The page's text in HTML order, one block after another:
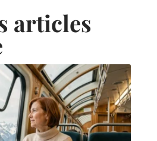
articles